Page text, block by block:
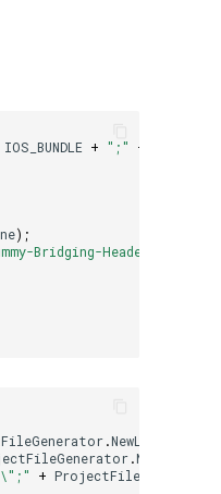
IOS_BUNDLE + ";" +
);
Bridging-Header.h\";"
.NewLine
.NewLine
+ ProjectFileGenerator